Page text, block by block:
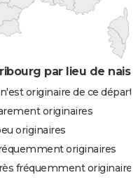
par lieu de
originaire de ce
originaires
originaires
originaires
fréquemment originaires